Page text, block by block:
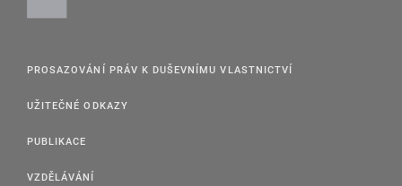
PROSAZOVÁNÍ PRÁV K DUŠEVNÍMU VLASTNICTVÍ
UŽITEČNÉ ODKAZY
PUBLIKACE
VZDĚLÁVÁNÍ